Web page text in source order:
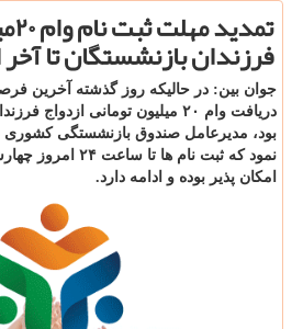
فرزندان بازنشستگان تا
جوان بین: در حالیكه روز گذشته آخرین
دریافت وام ۲۰ میلیون تومانی
بود، مدیرعامل صندوق بازنشستگی كشوری
امكان پذیر بوده و ادامه دارد.